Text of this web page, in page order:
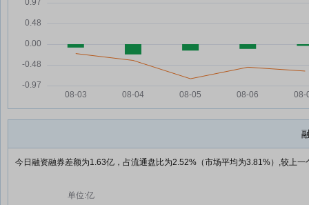
今日融资融券差额为1.63亿，占流通盘比为2.52%（市场平均为3.81%）,较上一